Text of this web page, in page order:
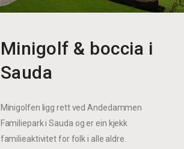
Minigolf & boccia i
Sauda
Minigolfen ligg rett ved Andedammen
Familiepark i Sauda og er ein kjekk
familieaktivitet for folk i alle aldre.